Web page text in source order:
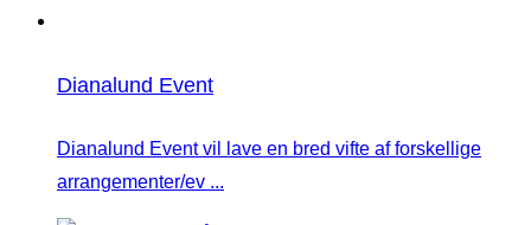
Dianalund Event
Dianalund Event vil lave en bred vifte af forskellige
arrangementer/ev ...